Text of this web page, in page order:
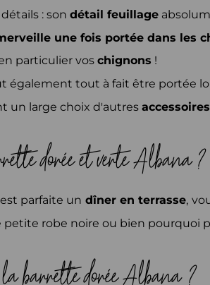
: son détail feuillage
une fois portée dans les
particulier vos chignons !
également tout à fait être portée
un large choix d'autres
dorée et verte Albana ?
est parfaite un dîner en terrasse,
petite robe noire ou bien
barrette dorée Albana ?